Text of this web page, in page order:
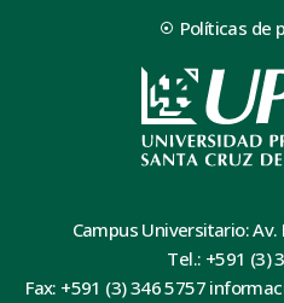
Políticas de
Campus Universitario:
Tel.: +591 (3)
Fax: +591 (3) 346 5757